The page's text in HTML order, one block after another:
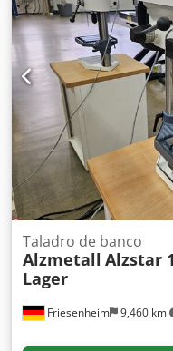
velocidad infinitamente
perforación ajustable -
EMERGENCIA -
Friesenheim 9,460 km
Taladro de banco
Alzmetall Alzstar
Lager